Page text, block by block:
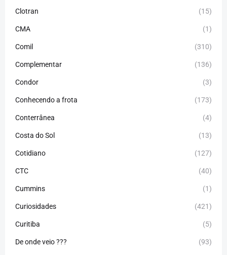
Clotran (15)
CMA (1)
Comil (310)
Complementar (136)
Condor (3)
Conhecendo a frota (173)
Conterrânea (4)
Costa do Sol (13)
Cotidiano (127)
CTC (40)
Cummins (1)
Curiosidades (421)
Curitiba (5)
De onde veio ??? (93)